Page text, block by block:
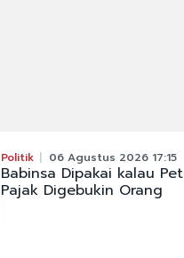
Politik 06 Agustus 2026 17:15
Babinsa Dipakai kalau
Pajak Digebukin Orang